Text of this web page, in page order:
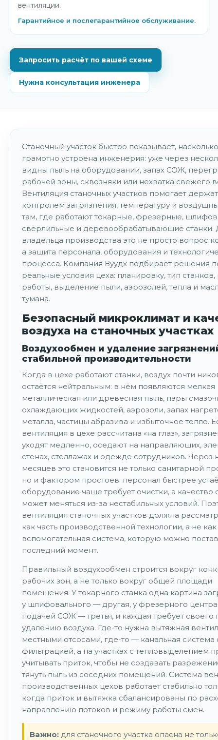
вентиляции.
Гарантийное и послегарантийное обслуживание.
Запросить расчёт по вашей схеме
Нужна консультация инженера
Станочный участок быстро показывает, насколько
грамотно устроена инженерия: уже через
видны пыль на оборудовании, запах СОЖ,
рабочей зоны, сквозняки или нехватка свежего
Вентиляция станочных участков помогает
контролем загрязнения, температуру и
там, где работают токарные, фрезерные,
сверлильные и деревообрабатывающие станки.
владельца производства это не просто вопрос
а защита персонала, оборудования и
процесса. Компания Вуудх подбирает решения
реальные условия цеха: планировку, тип
работы, выделение пыли, аэрозолей, тепла и
тумана.
Безопасный микроклимат и
воздуха на станочных участках
Воздухообмен и удаление
стабильной производительности
Когда в цехе работают станки, воздух почти
остаётся нейтральным: в нём появляются мелкая
металлическая или древесная пыль, пары
охлаждающих жидкостей, аэрозоли, запах
металла, частицы абразива и избыточное тепло.
вентиляция в цехе рассчитана «на глаз»,
уходят медленно, оседают на направляющих,
стенах, стеллажах и одежде сотрудников. Через
месяцев это становится не только санитарной
но и фактором простоев: персонал быстрее
оборудование чаще требует очистки, а качество
может меняться из-за нестабильных условий.
вентиляция станочных участков должна
как часть производственной технологии, а не как
вспомогательная система, которую можно
последний момент.
Правильный воздухообмен строится вокруг
рабочих зон, а не только вокруг общей площади
помещения. У токарного станка одна картина
у шлифовального — другая, у фрезерного
подачей СОЖ — третья, и каждая требует своего
удалению воздуха. Где-то нужна вытяжная
местными отсосами, где-то — канальная система
фильтрацией, а на участках с тепловыделением
учитывать приток, чтобы не создавать
тянуть пыль из соседних помещений. Система
производственных цехов работает стабильно
когда приток и вытяжка сбалансированы по
направлению потоков и режиму работы смен.
Важно: для станочного участка опасна не